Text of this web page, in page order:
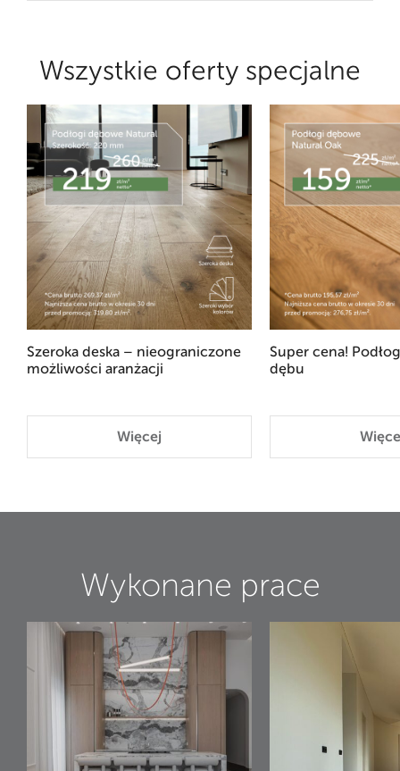
Wszystkie oferty specjalne
Szeroka deska – nieograniczone
możliwości aranżacji
Więcej
Super cena!
dębu
Wykonane prace